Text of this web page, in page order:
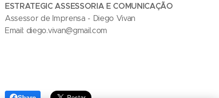
ESTRATEGIC ASSESSORIA E COMUNICAÇÃO
Assessor de Imprensa - Diego Vivan
Email: diego.vivan@gmail.com